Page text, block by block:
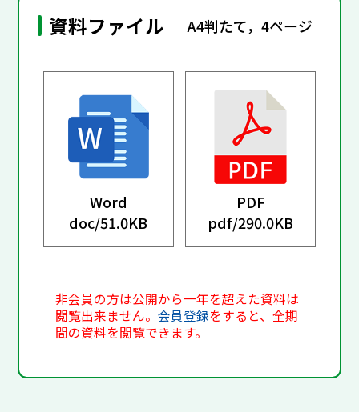
資料ファイル A4判たて，4ページ
Word
doc/51.0KB
PDF
pdf/290.0KB
非会員の方は公開から一年を超えた資料は
閲覧出来ません。会員登録をすると、全期
間の資料を閲覧できます。